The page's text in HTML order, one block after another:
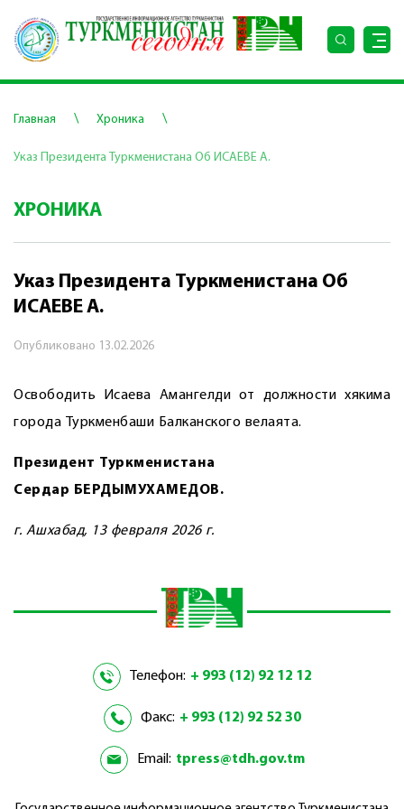
Главная \ Хроника \
Указ Президента Туркменистана Об ИСАЕВЕ А.
ХРОНИКА
Указ Президента Туркменистана Об
ИСАЕВЕ А.
Опубликовано 13.02.2026
Освободить Исаева Амангелди от должности хякима
города Туркменбаши Балканского велаята.
Президент Туркменистана
Сердар БЕРДЫМУХАМЕДОВ.
г. Ашхабад, 13 февраля 2026 г.
Телефон: + 993 (12) 92 12 12
Факс: + 993 (12) 92 52 30
Email: tpress@tdh.gov.tm